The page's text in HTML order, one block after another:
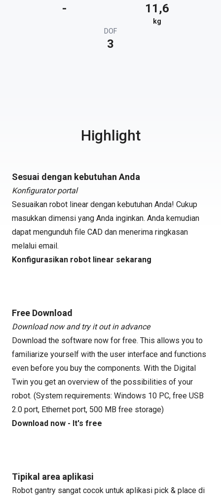
- 11,6
kg
DOF
3
Highlight
Sesuai dengan kebutuhan Anda
Konfigurator portal
Sesuaikan robot linear dengan kebutuhan Anda! Cukup
masukkan dimensi yang Anda inginkan. Anda kemudian
dapat mengunduh file CAD dan menerima ringkasan
melalui email.
Konfigurasikan robot linear sekarang
Free Download
Download now and try it out in advance
Download the software now for free. This allows you to
familiarize yourself with the user interface and functions
even before you buy the components. With the Digital
Twin you get an overview of the possibilities of your
robot. (System requirements: Windows 10 PC, free USB
2.0 port, Ethernet port, 500 MB free storage)
Download now - It's free
Tipikal area aplikasi
Robot gantry sangat cocok untuk aplikasi pick & place di